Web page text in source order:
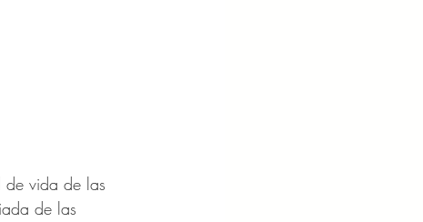
de vida de las
de las